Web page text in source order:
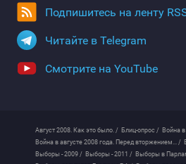
Подпишитесь на ленту
Читайте в Telegram
Смотрите на YouTube
Август 2008. Как это было. / Блиц-опрос / Война в
Война в августе 2008 года. Перед вторжением... /
Выборы - 2009 / Выборы - 2011 / Выборы в